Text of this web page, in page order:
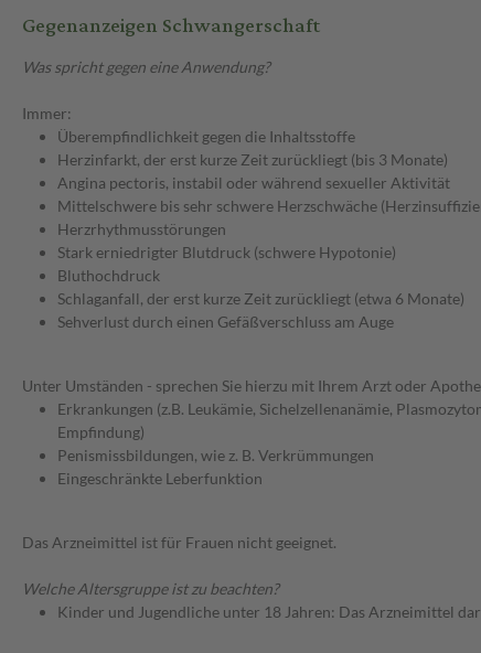
Gegenanzeigen Schwangerschaft
Was spricht gegen eine Anwendung?
Immer:
Überempfindlichkeit gegen die Inhaltsstoffe
Herzinfarkt, der erst kurze Zeit zurückliegt (bis 3 Monate)
Angina pectoris, instabil oder während sexueller Aktivität
Mittelschwere bis sehr schwere Herzschwäche
Herzrhythmusstörungen
Stark erniedrigter Blutdruck (schwere Hypotonie)
Bluthochdruck
Schlaganfall, der erst kurze Zeit zurückliegt (etwa 6 Monate)
Sehverlust durch einen Gefäßverschluss am Auge
Unter Umständen - sprechen Sie hierzu mit Ihrem Arzt oder
Erkrankungen (z.B. Leukämie, Sichelzellenanämie,
Empfindung)
Penismissbildungen, wie z. B. Verkrümmungen
Eingeschränkte Leberfunktion
Das Arzneimittel ist für Frauen nicht geeignet.
Welche Altersgruppe ist zu beachten?
Kinder und Jugendliche unter 18 Jahren: Das Arzneimittel